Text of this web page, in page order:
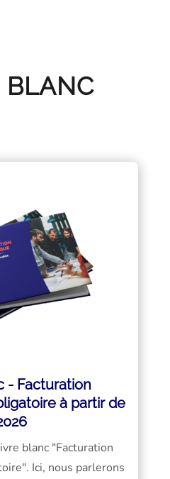
BLANC
- Facturation
à partir de
blanc "Facturation
Ici, nous parlerons